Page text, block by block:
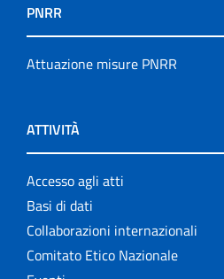
PNRR
Attuazione misure PNRR
ATTIVITÀ
Accesso agli atti
Basi di dati
Collaborazioni internazionali
Comitato Etico Nazionale